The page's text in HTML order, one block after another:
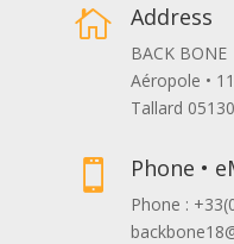
 Address
BACK BONE
Aéropole •
Tallard
 Phone •
Phone :